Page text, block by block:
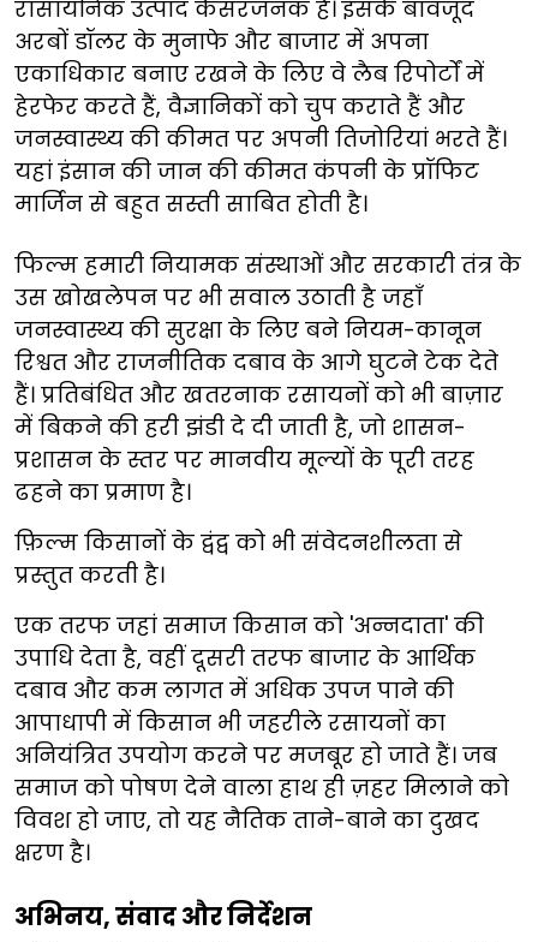
रासायनिक उत्पाद कैंसरजनक हैं। इसके बावजूद
अरबों डॉलर के मुनाफे और बाजार में अपना
एकाधिकार बनाए रखने के लिए वे लैब रिपोर्टों में
हेरफेर करते हैं, वैज्ञानिकों को चुप कराते हैं और
जनस्वास्थ्य की कीमत पर अपनी तिजोरियां भरते हैं।
यहां इंसान की जान की कीमत कंपनी के प्रॉफिट
मार्जिन से बहुत सस्ती साबित होती है।
फिल्म हमारी नियामक संस्थाओं और सरकारी तंत्र के
उस खोखलेपन पर भी सवाल उठाती है जहाँ
जनस्वास्थ्य की सुरक्षा के लिए बने नियम-कानून
रिश्वत और राजनीतिक दबाव के आगे घुटने टेक देते
हैं। प्रतिबंधित और खतरनाक रसायनों को भी बाज़ार
में बिकने की हरी झंडी दे दी जाती है, जो शासन-
प्रशासन के स्तर पर मानवीय मूल्यों के पूरी तरह
ढहने का प्रमाण है।
फ़िल्म किसानों के द्वंद्व को भी संवेदनशीलता से
प्रस्तुत करती है।
एक तरफ जहां समाज किसान को 'अन्नदाता' की
उपाधि देता है, वहीं दूसरी तरफ बाजार के आर्थिक
दबाव और कम लागत में अधिक उपज पाने की
आपाधापी में किसान भी जहरीले रसायनों का
अनियंत्रित उपयोग करने पर मजबूर हो जाते हैं। जब
समाज को पोषण देने वाला हाथ ही ज़हर मिलाने को
विवश हो जाए, तो यह नैतिक ताने-बाने का दुखद
क्षरण है।
अभिनय, संवाद और निर्देशन